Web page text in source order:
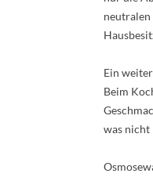
Ein
Beim
was nicht